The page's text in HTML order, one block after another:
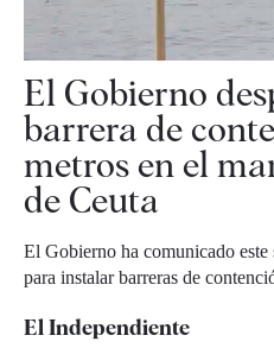
El Gobierno
barrera de
metros en el
de Ceuta
El Gobierno ha comunicado
para instalar barreras de
El Independiente